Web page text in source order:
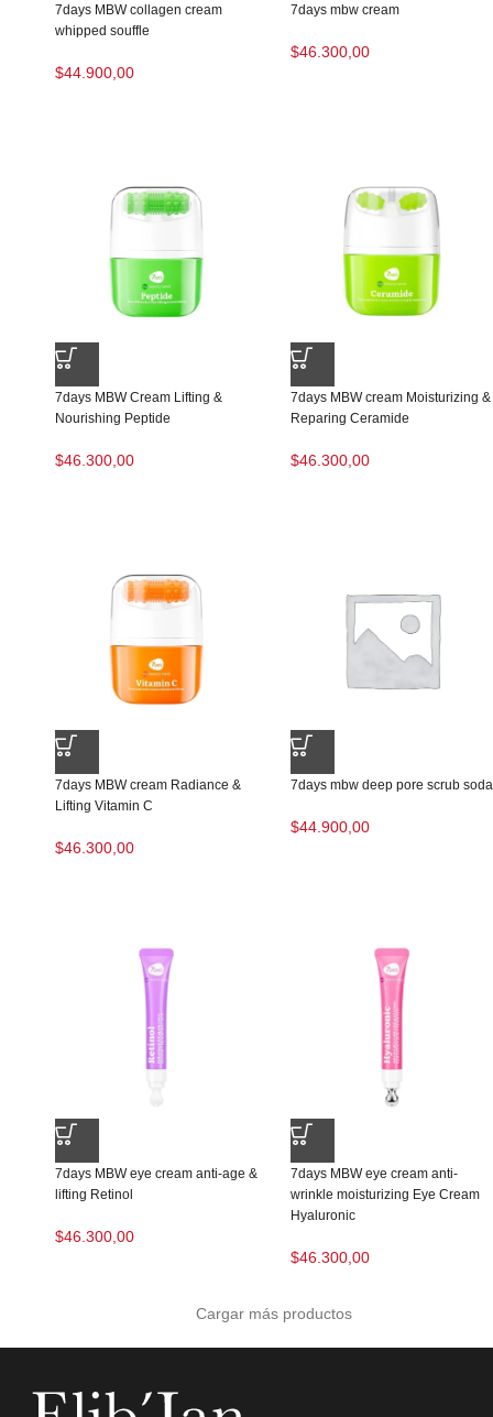
7days MBW collagen cream
whipped souffle
$44.900,00
7days mbw cream
$46.300,00
7days MBW Cream Lifting &
Nourishing Peptide
$46.300,00
7days MBW cream Moisturizing &
Reparing Ceramide
$46.300,00
7days MBW cream Radiance &
Lifting Vitamin C
$46.300,00
7days mbw deep pore scrub soda
$44.900,00
7days MBW eye cream anti-age &
lifting Retinol
$46.300,00
7days MBW eye cream anti-
wrinkle moisturizing Eye Cream
Hyaluronic
$46.300,00
Cargar más productos